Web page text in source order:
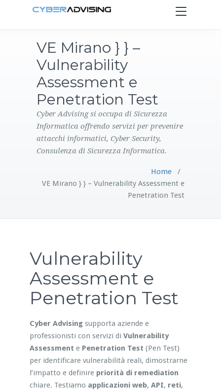
Toggle
navigation
PRODOTTI
CONTATTI
VE Mirano } } –
Vulnerability
Assessment e
Penetration Test
Cyber Advising si occupa di Sicurezza
Informatica offrendo servizi per prevenire
attacchi informatici, Cyber Security,
Consulenza di Sicurezza Informatica.
Home/
VE Mirano } } – Vulnerability Assessment e
Penetration Test
Vulnerability
Assessment e
Penetration Test
Cyber Advisingsupporta aziende e
professionisti con servizi di Vulnerability
Assessment e Penetration Test (Pen Test)
per identificare vulnerabilità reali, dimostrarne
l’impatto e definire priorità di remediation
chiare. Testiamo applicazioni web, API, reti,